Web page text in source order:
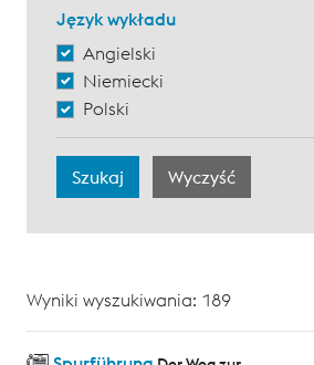
Język wykładu
Angielski
Niemiecki
Polski
Wyniki wyszukiwania: 189